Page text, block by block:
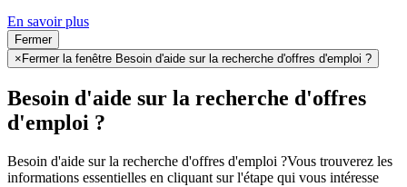
En savoir plus
Fermer
× Fermer la fenêtre Besoin d'aide sur la recherche d'offres d'emploi ?
Besoin d'aide sur la recherche d'offres
d'emploi ?
Besoin d'aide sur la recherche d'offres d'emploi ?Vous trouverez les
informations essentielles en cliquant sur l'étape qui vous intéresse